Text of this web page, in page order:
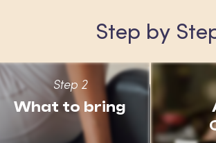
Step by
What to bring
Step 2